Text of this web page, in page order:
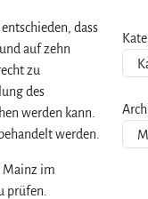
dass
auf zehn
zu
des
werden kann.
werden.
Mainz im
prüfen.